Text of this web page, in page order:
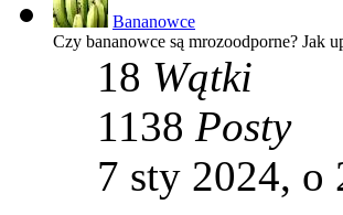
Bananowce
Czy bananowce są mrozoodporne? Jak
18 Wątki
1138 Posty
7 sty 2024, o